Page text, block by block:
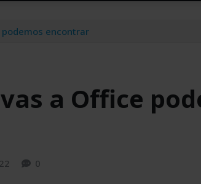
encontrar
a Office
0